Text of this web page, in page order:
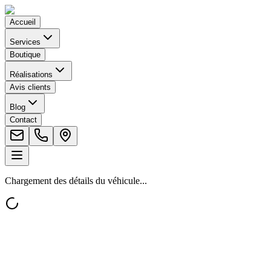
Accueil
Services
Boutique
Réalisations
Avis clients
Blog
Contact
Chargement des détails du véhicule...